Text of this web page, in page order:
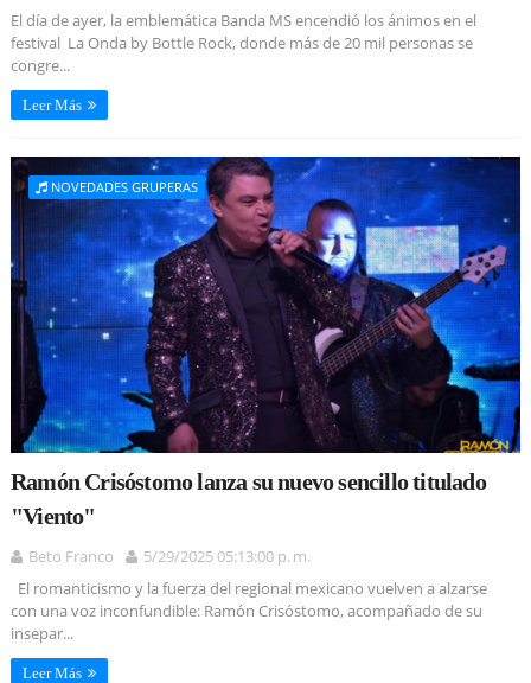
El día de ayer, la emblemática Banda MS encendió los ánimos en el
festival La Onda by Bottle Rock, donde más de 20 mil personas se
congre...
Leer Más
NOVEDADES GRUPERAS
Ramón Crisóstomo lanza su nuevo sencillo titulado
"Viento"
Beto Franco
5/29/2025 05:13:00 p. m.
El romanticismo y la fuerza del regional mexicano vuelven a alzarse
con una voz inconfundible: Ramón Crisóstomo, acompañado de su
insepar...
Leer Más